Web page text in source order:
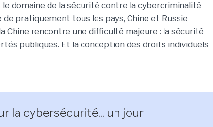
domaine de la sécurité contre la cybercriminalité
de pratiquement tous les pays, Chine et Russie
Chine rencontre une difficulté majeure : la sécurité
publiques. Et la conception des droits individuels
la cybersécurité... un jour